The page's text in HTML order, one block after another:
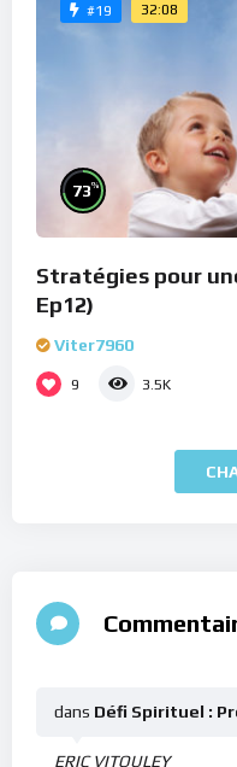
#19 32:08
73%
Stratégies pour une
Ep12)
Viter7960
9 3.5K
ERIC VITOULEY
dans Défi Spirituel :